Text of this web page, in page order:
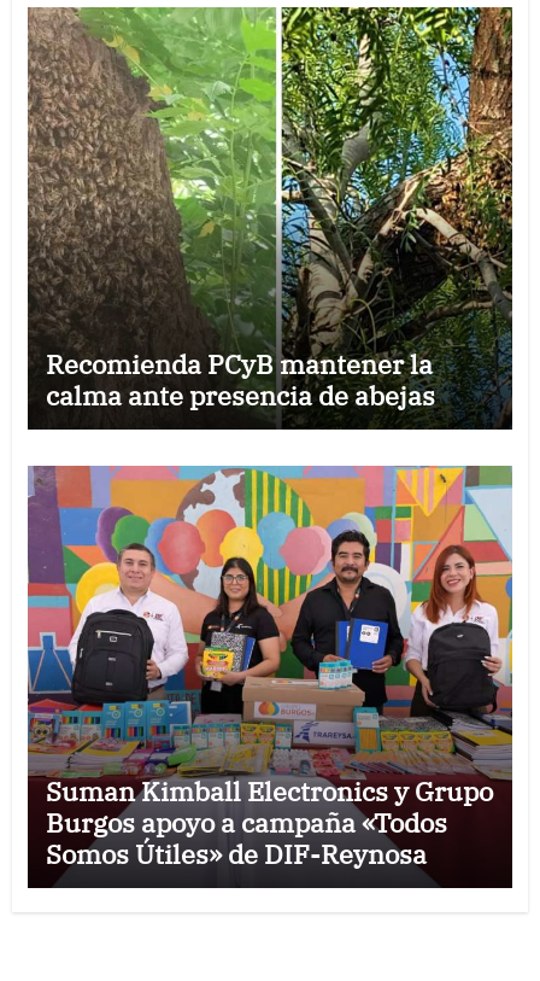
Recomienda PCyB mantener la
calma ante presencia de abejas
Suman Kimball Electronics y Grupo
Burgos apoyo a campaña «Todos
Somos Útiles» de DIF-Reynosa